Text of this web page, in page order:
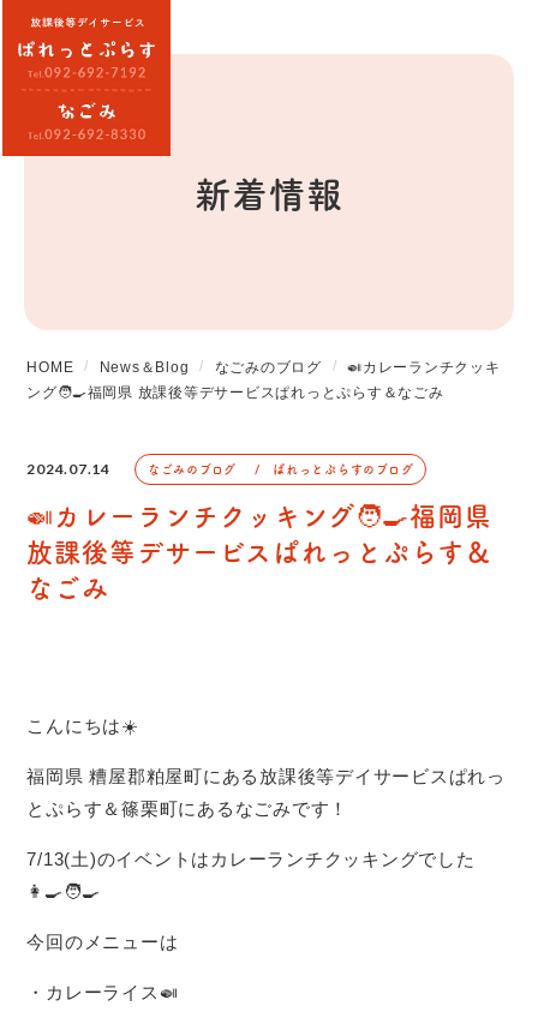
新着情報
HOME News＆Blog なごみのブログ
🍛カレーランチクッキ
ング🧑‍🍳福岡県 放課後等デサービスぱれっとぷらす＆なごみ
2024.07.14 なごみのブログ ぱれっとぷらすのブログ
🍛カレーランチクッキング🧑‍🍳福岡県
放課後等デサービスぱれっとぷらす＆
なごみ
こんにちは☀️
福岡県 糟屋郡粕屋町にある放課後等デイサービスぱれっ
とぷらす＆篠栗町にあるなごみです！
7/13(土)のイベントはカレーランチクッキングでした
👩‍🍳🧑‍🍳
今回のメニューは
・カレーライス🍛